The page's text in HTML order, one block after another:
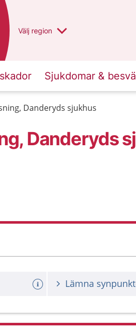
Du har valt region
Välj en annan
region
Sjukdomar &
Danderyds sjukhus
Danderyds